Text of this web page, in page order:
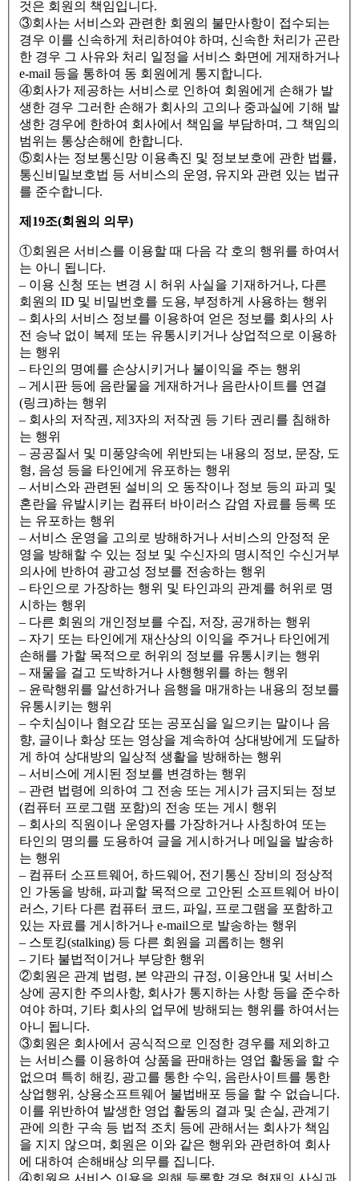
것은 회원의 책임입니다.
③회사는 서비스와 관련한 회원의 불만사항이 접수되는
경우 이를 신속하게 처리하여야 하며, 신속한 처리가 곤란
한 경우 그 사유와 처리 일정을 서비스 화면에 게재하거나
e-mail 등을 통하여 동 회원에게 통지합니다.
④회사가 제공하는 서비스로 인하여 회원에게 손해가 발
생한 경우 그러한 손해가 회사의 고의나 중과실에 기해 발
생한 경우에 한하여 회사에서 책임을 부담하며, 그 책임의
범위는 통상손해에 한합니다.
⑤회사는 정보통신망 이용촉진 및 정보보호에 관한 법률,
통신비밀보호법 등 서비스의 운영, 유지와 관련 있는 법규
를 준수합니다.
제19조(회원의 의무)
①회원은 서비스를 이용할 때 다음 각 호의 행위를 하여서
는 아니 됩니다.
– 이용 신청 또는 변경 시 허위 사실을 기재하거나, 다른
회원의 ID 및 비밀번호를 도용, 부정하게 사용하는 행위
– 회사의 서비스 정보를 이용하여 얻은 정보를 회사의 사
전 승낙 없이 복제 또는 유통시키거나 상업적으로 이용하
는 행위
– 타인의 명예를 손상시키거나 불이익을 주는 행위
– 게시판 등에 음란물을 게재하거나 음란사이트를 연결
(링크)하는 행위
– 회사의 저작권, 제3자의 저작권 등 기타 권리를 침해하
는 행위
– 공공질서 및 미풍양속에 위반되는 내용의 정보, 문장, 도
형, 음성 등을 타인에게 유포하는 행위
– 서비스와 관련된 설비의 오 동작이나 정보 등의 파괴 및
혼란을 유발시키는 컴퓨터 바이러스 감염 자료를 등록 또
는 유포하는 행위
– 서비스 운영을 고의로 방해하거나 서비스의 안정적 운
영을 방해할 수 있는 정보 및 수신자의 명시적인 수신거부
의사에 반하여 광고성 정보를 전송하는 행위
– 타인으로 가장하는 행위 및 타인과의 관계를 허위로 명
시하는 행위
– 다른 회원의 개인정보를 수집, 저장, 공개하는 행위
– 자기 또는 타인에게 재산상의 이익을 주거나 타인에게
손해를 가할 목적으로 허위의 정보를 유통시키는 행위
– 재물을 걸고 도박하거나 사행행위를 하는 행위
– 윤락행위를 알선하거나 음행을 매개하는 내용의 정보를
유통시키는 행위
– 수치심이나 혐오감 또는 공포심을 일으키는 말이나 음
향, 글이나 화상 또는 영상을 계속하여 상대방에게 도달하
게 하여 상대방의 일상적 생활을 방해하는 행위
– 서비스에 게시된 정보를 변경하는 행위
– 관련 법령에 의하여 그 전송 또는 게시가 금지되는 정보
(컴퓨터 프로그램 포함)의 전송 또는 게시 행위
– 회사의 직원이나 운영자를 가장하거나 사칭하여 또는
타인의 명의를 도용하여 글을 게시하거나 메일을 발송하
는 행위
– 컴퓨터 소프트웨어, 하드웨어, 전기통신 장비의 정상적
인 가동을 방해, 파괴할 목적으로 고안된 소프트웨어 바이
러스, 기타 다른 컴퓨터 코드, 파일, 프로그램을 포함하고
있는 자료를 게시하거나 e-mail으로 발송하는 행위
– 스토킹(stalking) 등 다른 회원을 괴롭히는 행위
– 기타 불법적이거나 부당한 행위
②회원은 관계 법령, 본 약관의 규정, 이용안내 및 서비스
상에 공지한 주의사항, 회사가 통지하는 사항 등을 준수하
여야 하며, 기타 회사의 업무에 방해되는 행위를 하여서는
아니 됩니다.
③회원은 회사에서 공식적으로 인정한 경우를 제외하고
는 서비스를 이용하여 상품을 판매하는 영업 활동을 할 수
없으며 특히 해킹, 광고를 통한 수익, 음란사이트를 통한
상업행위, 상용소프트웨어 불법배포 등을 할 수 없습니다.
이를 위반하여 발생한 영업 활동의 결과 및 손실, 관계기
관에 의한 구속 등 법적 조치 등에 관해서는 회사가 책임
을 지지 않으며, 회원은 이와 같은 행위와 관련하여 회사
에 대하여 손해배상 의무를 집니다.
④회원은 서비스 이용을 위해 등록할 경우 현재의 사실과